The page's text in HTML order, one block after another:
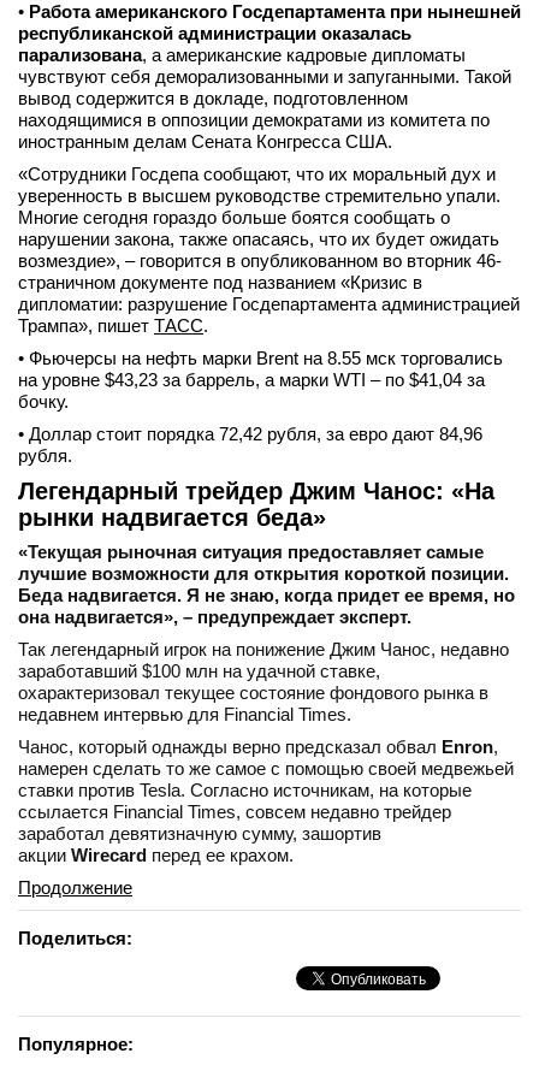
• Работа американского Госдепартамента при нынешней
республиканской администрации оказалась
парализована, а американские кадровые дипломаты
чувствуют себя деморализованными и запуганными. Такой
вывод содержится в докладе, подготовленном
находящимися в оппозиции демократами из комитета по
иностранным делам Сената Конгресса США.
«Сотрудники Госдепа сообщают, что их моральный дух и
уверенность в высшем руководстве стремительно упали.
Многие сегодня гораздо больше боятся сообщать о
нарушении закона, также опасаясь, что их будет ожидать
возмездие», – говорится в опубликованном во вторник 46-
страничном документе под названием «Кризис в
дипломатии: разрушение Госдепартамента администрацией
Трампа», пишет ТАСС.
• Фьючерсы на нефть марки Brent на 8.55 мск торговались
на уровне $43,23 за баррель, а марки WTI – по $41,04 за
бочку.
• Доллар стоит порядка 72,42 рубля, за евро дают 84,96
рубля.
Легендарный трейдер Джим Чанос: «На
рынки надвигается беда»
«Текущая рыночная ситуация предоставляет самые
лучшие возможности для открытия короткой позиции.
Беда надвигается. Я не знаю, когда придет ее время, но
она надвигается», – предупреждает эксперт.
Так легендарный игрок на понижение Джим Чанос, недавно
заработавший $100 млн на удачной ставке,
охарактеризовал текущее состояние фондового рынка в
недавнем интервью для Financial Times.
Чанос, который однажды верно предсказал обвал Enron,
намерен сделать то же самое с помощью своей медвежьей
ставки против Tesla. Согласно источникам, на которые
ссылается Financial Times, совсем недавно трейдер
заработал девятизначную сумму, зашортив
акции Wirecard перед ее крахом.
Продолжение
Поделиться:
Популярное: